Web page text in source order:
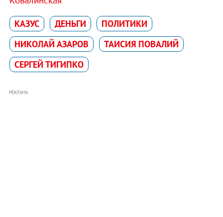
КАЗУС ДЕНЬГИ
ПОЛИТИКИ
НИКОЛАЙ АЗАРОВ
ТАИСИЯ ПОВАЛИЙ
СЕРГЕЙ ТИГИПКО
РЕКЛАМА